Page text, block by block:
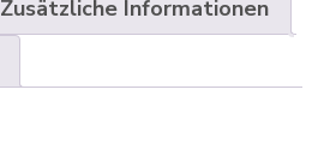
Zusätzliche Informationen